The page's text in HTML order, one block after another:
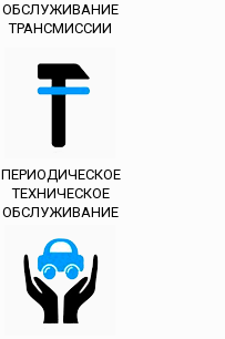
ОБСЛУЖИВАНИЕ
ТРАНСМИССИИ
ПЕРИОДИЧЕСКОЕ
ТЕХНИЧЕСКОЕ
ОБСЛУЖИВАНИЕ